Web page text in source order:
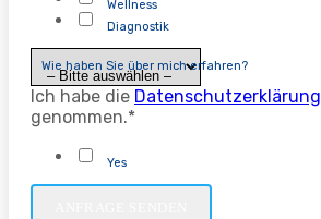
Wellness
Diagnostik
Wie haben Sie über mich erfahren?
Ich habe die Datenschutzerklärung
genommen.*
Yes